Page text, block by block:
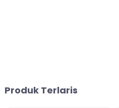
Produk Terlaris